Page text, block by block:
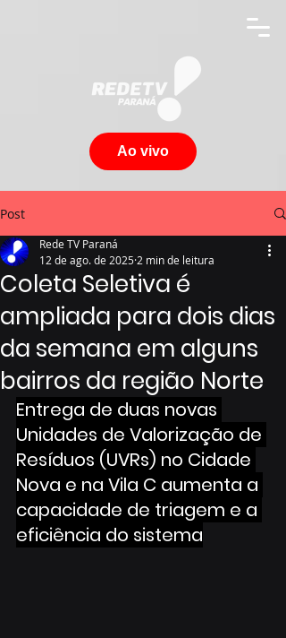
Ao vivo
Post
Coleta Seletiva é
ampliada para dois dias
da semana em alguns
bairros da região Norte
Rede TV Paraná
12 de ago. de 2025 2 min de leitura
Entrega de duas novas
Unidades de Valorização de
Resíduos (UVRs) no Cidade
Nova e na Vila C aumenta a
capacidade de triagem e a
eficiência do sistema